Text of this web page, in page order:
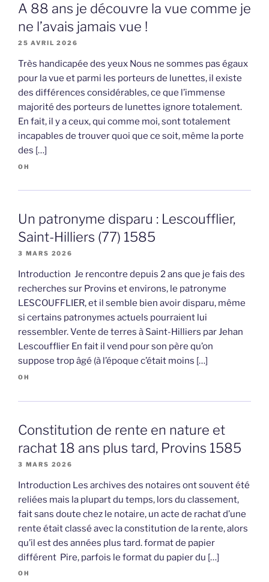
A 88 ans je découvre la vue comme je
ne l’avais jamais vue !
25 AVRIL 2026
Très handicapée des yeux Nous ne sommes pas égaux
pour la vue et parmi les porteurs de lunettes, il existe
des différences considérables, ce que l’immense
majorité des porteurs de lunettes ignore totalement.
En fait, il y a ceux, qui comme moi, sont totalement
incapables de trouver quoi que ce soit, même la porte
des […]
OH
Un patronyme disparu : Lescoufflier,
Saint-Hilliers (77) 1585
3 MARS 2026
Introduction Je rencontre depuis 2 ans que je fais des
recherches sur Provins et environs, le patronyme
LESCOUFFLIER, et il semble bien avoir disparu, même
si certains patronymes actuels pourraient lui
ressembler. Vente de terres à Saint-Hilliers par Jehan
Lescoufflier En fait il vend pour son père qu’on
suppose trop âgé (à l’époque c’était moins […]
OH
Constitution de rente en nature et
rachat 18 ans plus tard, Provins 1585
3 MARS 2026
Introduction Les archives des notaires ont souvent été
reliées mais la plupart du temps, lors du classement,
fait sans doute chez le notaire, un acte de rachat d’une
rente était classé avec la constitution de la rente, alors
qu’il est des années plus tard. format de papier
différent Pire, parfois le format du papier du […]
OH